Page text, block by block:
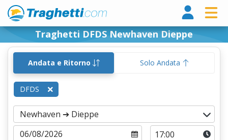
Traghetti DFDS Newhaven Dieppe
Andata e Ritorno Solo Andata
DFDS